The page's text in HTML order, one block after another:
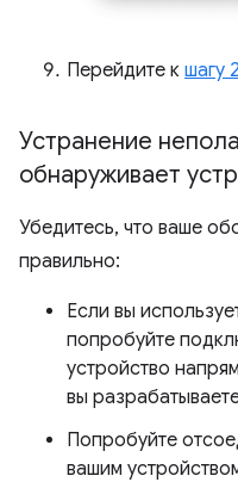
Перейдите к шагу 2
Устранение
обнаруживает
Убедитесь, что ваше
правильно:
Если вы
попробуйте
устройство
вы
Попробуйте
вашим